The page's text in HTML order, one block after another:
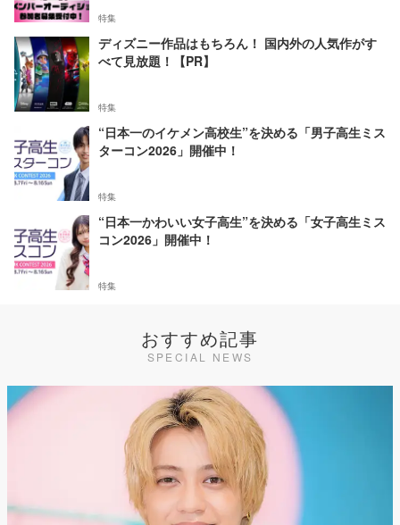
特集
ディズニー作品はもちろん！ 国内外の人気作がす
べて見放題！【PR】
特集
“日本一のイケメン高校生”を決める「男子高生ミス
ターコン2026」開催中！
特集
“日本一かわいい女子高生”を決める「女子高生ミス
コン2026」開催中！
特集
おすすめ記事
SPECIAL NEWS